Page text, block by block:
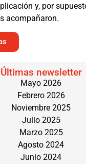
y, por
acompañaron.
Últimas newsletter
Mayo 2026
Febrero 2026
Noviembre 2025
Julio 2025
Marzo 2025
Agosto 2024
Junio 2024